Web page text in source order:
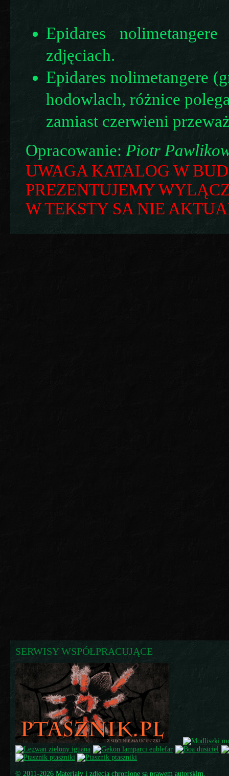
Epidares
zdjęciach.
Epidares nolimetangere
hodowlach, różnice
zamiast czerwieni
Opracowanie: Piotr
UWAGA KATALOG W
PREZENTUJEMY
W TEKSTY SA NIE
SERWISY WSPÓŁPRACUJĄCE
© 2011-2026 Materiały i zdjęcia chronione są prawem autorskim.